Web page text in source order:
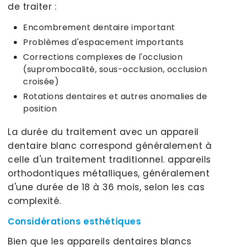
de traiter :
Encombrement dentaire important
Problèmes d'espacement importants
Corrections complexes de l'occlusion
(suprombocalité, sous-occlusion, occlusion
croisée)
Rotations dentaires et autres anomalies de
position
La durée du traitement avec un appareil
dentaire blanc correspond généralement à
celle d'un traitement traditionnel. appareils
orthodontiques métalliques, généralement
d'une durée de 18 à 36 mois, selon les cas
complexité.
Considérations esthétiques
Bien que les appareils dentaires blancs